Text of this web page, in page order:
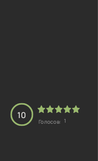
10
Голосов: 1